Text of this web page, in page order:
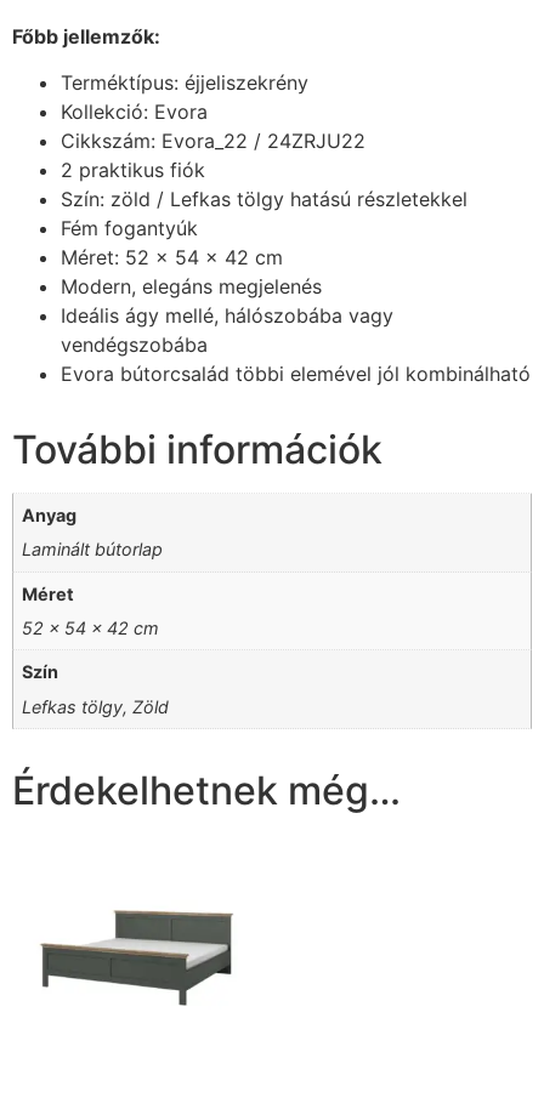
Főbb jellemzők:
Terméktípus: éjjeliszekrény
Kollekció: Evora
Cikkszám: Evora_22 / 24ZRJU22
2 praktikus fiók
Szín: zöld / Lefkas tölgy hatású részletekkel
Fém fogantyúk
Méret: 52 × 54 × 42 cm
Modern, elegáns megjelenés
Ideális ágy mellé, hálószobába vagy
vendégszobába
Evora bútorcsalád többi elemével jól kombinálható
További információk
Anyag
Laminált bútorlap
Méret
52 x 54 x 42 cm
Szín
Lefkas tölgy, Zöld
Érdekelhetnek még…